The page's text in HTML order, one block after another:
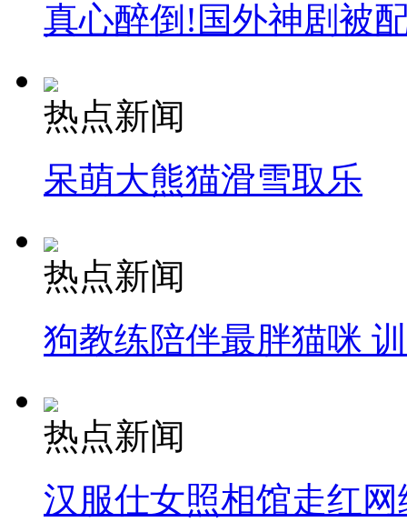
真心醉倒!国外神剧被
热点新闻
呆萌大熊猫滑雪取乐
热点新闻
狗教练陪伴最胖猫咪
热点新闻
汉服仕女照相馆走红网